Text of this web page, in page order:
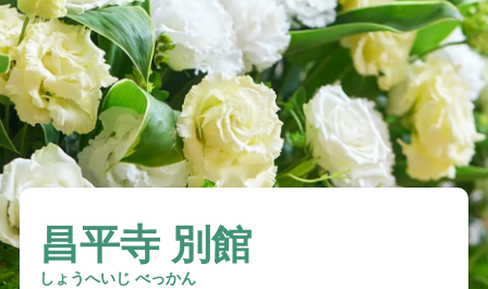
昌平寺 別館
しょうへいじ べっかん